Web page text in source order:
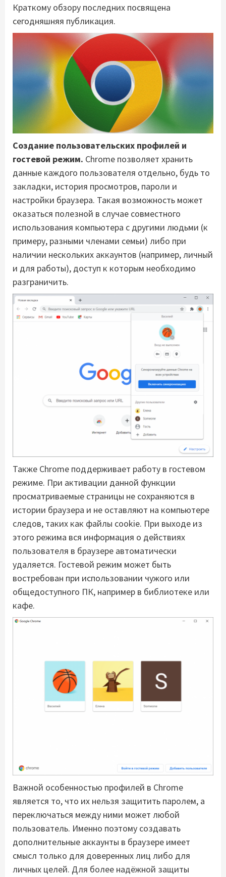
Краткому обзору последних посвящена
сегодняшняя публикация.
Создание пользовательских профилей и
гостевой режим. Chrome позволяет хранить
данные каждого пользователя отдельно, будь то
закладки, история просмотров, пароли и
настройки браузера. Такая возможность может
оказаться полезной в случае совместного
использования компьютера с другими людьми (к
примеру, разными членами семьи) либо при
наличии нескольких аккаунтов (например, личный
и для работы), доступ к которым необходимо
разграничить.
Также Chrome поддерживает работу в гостевом
режиме. При активации данной функции
просматриваемые страницы не сохраняются в
истории браузера и не оставляют на компьютере
следов, таких как файлы cookie. При выходе из
этого режима вся информация о действиях
пользователя в браузере автоматически
удаляется. Гостевой режим может быть
востребован при использовании чужого или
общедоступного ПК, например в библиотеке или
кафе.
Важной особенностью профилей в Chrome
является то, что их нельзя защитить паролем, а
переключаться между ними может любой
пользователь. Именно поэтому создавать
дополнительные аккаунты в браузере имеет
смысл только для доверенных лиц либо для
личных целей. Для более надёжной защиты